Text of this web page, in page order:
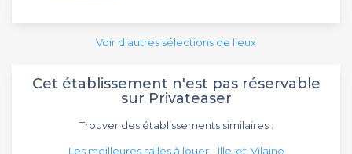
Voir d'autres sélections de lieux
Cet établissement n'est pas réservable
sur Privateaser
Trouver des établissements similaires :
Les meilleures salles à louer - Ille-et-Vilaine